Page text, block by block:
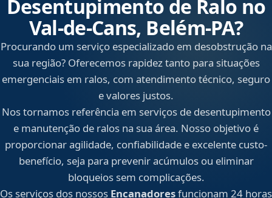
Desentupimento de Ralo no
Val-de-Cans, Belém‑PA?
Procurando um serviço especializado em desobstrução na
sua região? Oferecemos rapidez tanto para situações
emergenciais em ralos, com atendimento técnico, seguro
e valores justos.
Nos tornamos referência em serviços de desentupimento
e manutenção de ralos na sua área. Nosso objetivo é
proporcionar agilidade, confiabilidade e excelente custo-
benefício, seja para prevenir acúmulos ou eliminar
bloqueios sem complicações.
Os serviços dos nossos Encanadoresfuncionam 24 horas